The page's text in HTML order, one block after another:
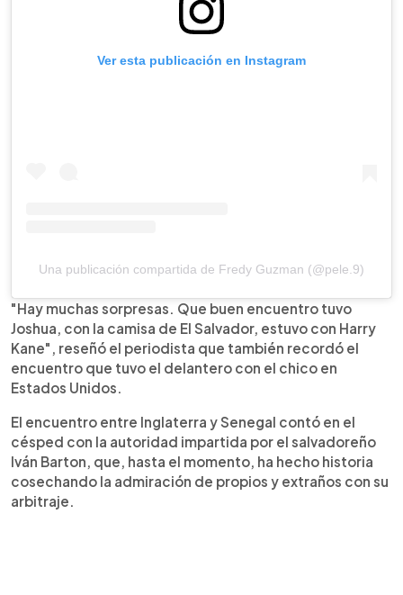
Ver esta publicación en Instagram
Una publicación compartida de Fredy Guzman (@pele.9)
"Hay muchas sorpresas. Que buen encuentro tuvo
Joshua, con la camisa de El Salvador, estuvo con Harry
Kane", reseñó el periodista que también recordó el
encuentro que tuvo el delantero con el chico en
Estados Unidos.
El encuentro entre Inglaterra y Senegal contó en el
césped con la autoridad impartida por el salvadoreño
Iván Barton, que, hasta el momento, ha hecho historia
cosechando la admiración de propios y extraños con su
arbitraje.